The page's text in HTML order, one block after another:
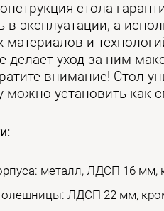
стола
в эксплуатации, а
и
делает уход за ним
внимание! Стол
можно установить как
металл, ЛДСП 16 мм,
ЛДСП 22 мм,